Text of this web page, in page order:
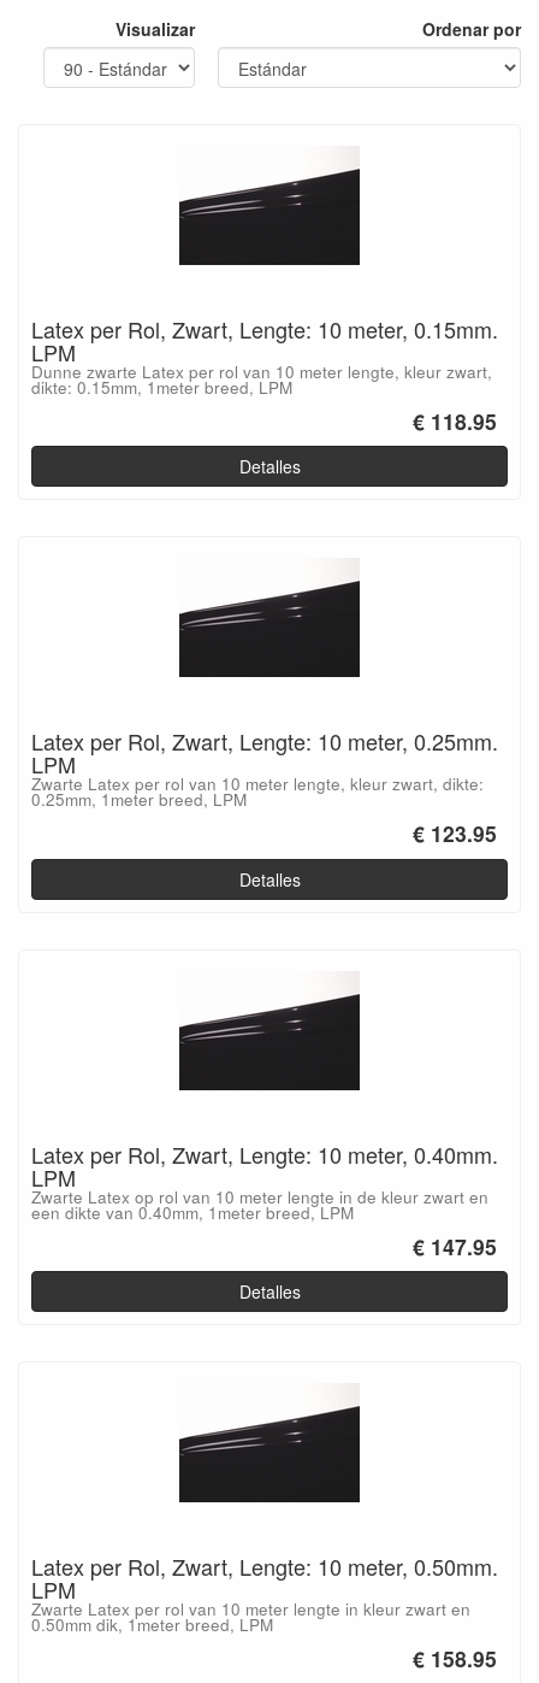
Visualizar Ordenar por
Latex per Rol, Zwart, Lengte: 10 meter, 0.15mm.
LPM
Dunne zwarte Latex per rol van 10 meter lengte, kleur zwart,
dikte: 0.15mm, 1meter breed, LPM
€ 118.95
Detalles
Latex per Rol, Zwart, Lengte: 10 meter, 0.25mm.
LPM
Zwarte Latex per rol van 10 meter lengte, kleur zwart, dikte:
0.25mm, 1meter breed, LPM
€ 123.95
Detalles
Latex per Rol, Zwart, Lengte: 10 meter, 0.40mm.
LPM
Zwarte Latex op rol van 10 meter lengte in de kleur zwart en
een dikte van 0.40mm, 1meter breed, LPM
€ 147.95
Detalles
Latex per Rol, Zwart, Lengte: 10 meter, 0.50mm.
LPM
Zwarte Latex per rol van 10 meter lengte in kleur zwart en
0.50mm dik, 1meter breed, LPM
€ 158.95